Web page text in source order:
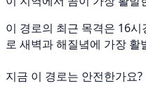
이 경로의 최근 목격은 16
로 새벽과 해질녘에 가장 활
지금 이 경로는 안전한가요?